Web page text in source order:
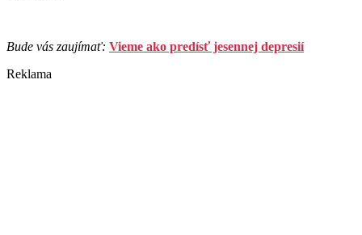
Bude vás zaujímať: Vieme ako predísť jesennej depresií
Reklama